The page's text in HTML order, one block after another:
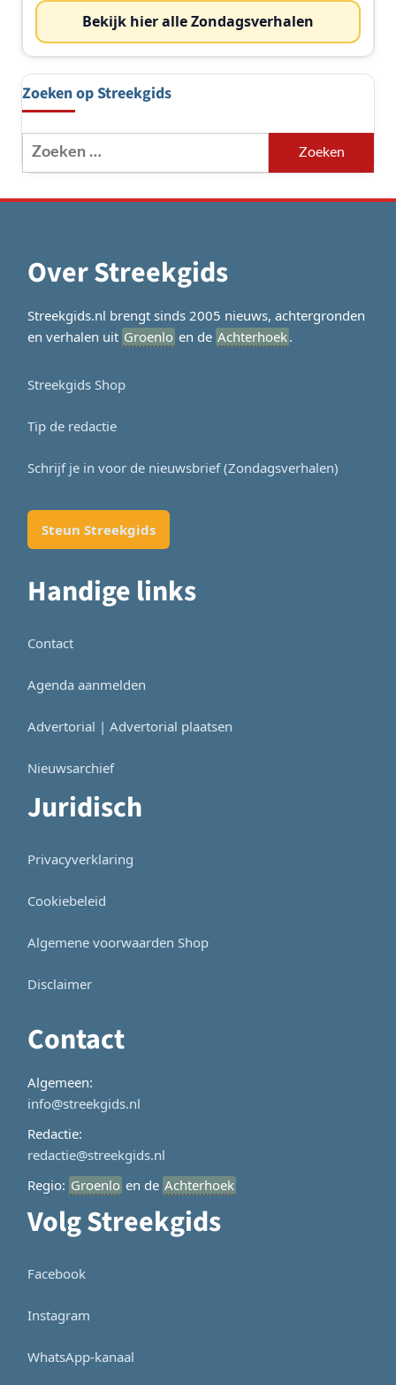
Bekijk hier alle Zondagsverhalen
Zoeken op Streekgids
Zoeken
naar:
Over Streekgids
Streekgids.nl brengt sinds 2005 nieuws, achtergronden
en verhalen uit Groenlo en de Achterhoek.
Streekgids Shop
Tip de redactie
Schrijf je in voor de nieuwsbrief (Zondagsverhalen)
Steun Streekgids
Handige links
Contact
Agenda aanmelden
Advertorial | Advertorial plaatsen
Nieuwsarchief
Juridisch
Privacyverklaring
Cookiebeleid
Algemene voorwaarden Shop
Disclaimer
Contact
Algemeen:
info@streekgids.nl
Redactie:
redactie@streekgids.nl
Regio: Groenlo en de Achterhoek
Volg Streekgids
Facebook
Instagram
WhatsApp-kanaal